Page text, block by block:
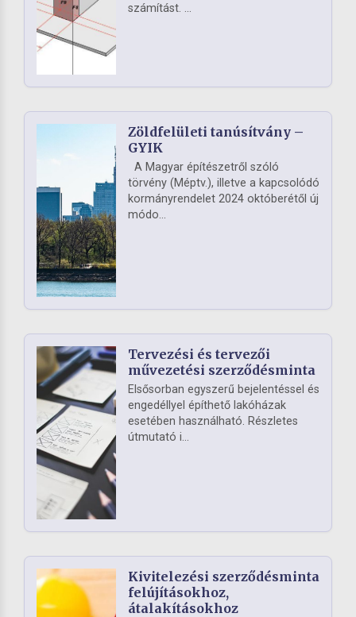
számítást. ...
Zöldfelületi tanúsítvány –
GYIK
A Magyar építészetről szóló
törvény (Méptv.), illetve a kapcsolódó
kormányrendelet 2024 októberétől új
módo...
Tervezési és tervezői
művezetési szerződésminta
Elsősorban egyszerű bejelentéssel és
engedéllyel építhető lakóházak
esetében használható. Részletes
útmutató i...
Kivitelezési szerződésminta
felújításokhoz,
átalakításokhoz